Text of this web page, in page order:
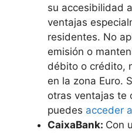
su accesibilidad
ventajas
residentes. No
emisión o
débito o crédito,
en la zona Euro.
otras ventajas te
puedes acceder
CaixaBank: Con